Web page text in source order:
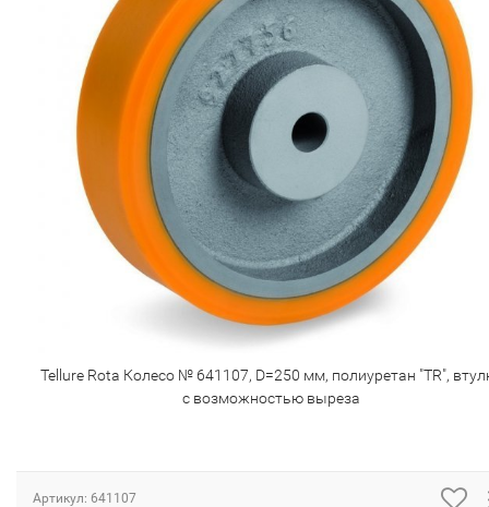
Tellure Rota Колесо № 641107, D=250 мм, полиуретан "TR",
с возможностью выреза
Артикул: 641107